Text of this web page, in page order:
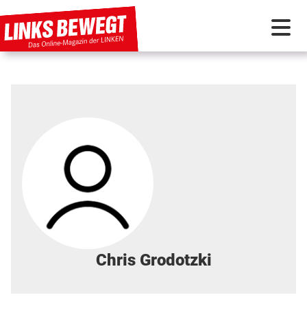
KUNSTSTOFF
DISKUSSIONSSTOFF
INTERNATIONALChris Grodotzki